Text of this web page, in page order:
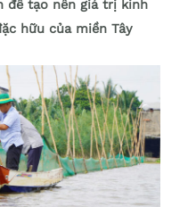
để tạo nên giá trị kinh
hữu của miền Tây